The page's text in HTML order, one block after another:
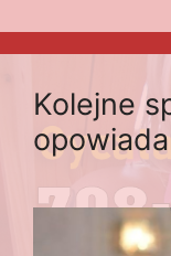
Kolejne